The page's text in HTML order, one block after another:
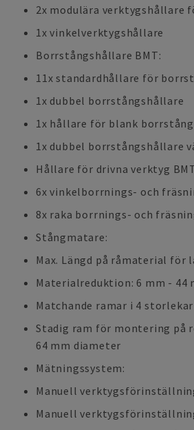
2x modulära verktygshållare
1x vinkelverktygshållare
Borrstångshållare BMT:
11x standardhållare för
1x dubbel borrstångshållare
1x hållare för blank borrstång
1x dubbel borrstångshållare
Hållare för drivna verktyg
6x vinkelborrnings- och
8x raka borrnings- och
Stångmatare:
Max. Längd på råmaterial för
Materialreduktion: 6 mm - 44
Matchande ramar i 4 storlekar
Stadig ram för montering på
64 mm diameter
Mätningssystem:
Manuell
Manuell